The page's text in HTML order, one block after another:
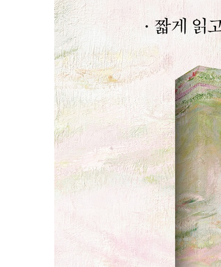
얼핏 보면 키스, 멀리서 보면…
감히 이 사랑을 그릴 수 있었던 단 한 사람
[요즘 미술] 당신을 사랑하니까, 겨눈 거야
4장. “펼치기만 해도 네 마음이 환해질 거야” ~차
바구니를 들고 기웃거리던 그 아주머니의 정체
때로는 이런 그림이 더 좋더라
‘이케아’는 그때 이미 완성되어 있었다
어느새 웃게 되는 그림 하나
어떤 순간에도 너는 가치 있는 사람
화가는 왜 평생토록 파란색을 좋아했을까?
200년 전 사람과 단숨에 친구 되는 법
농장 밖으로 나간 76살 할머니의 기적
[요즘 미술] 사탕은 하나씩 줄어들고 마음은 쌓여만
[부록] 할미의 그림 약방